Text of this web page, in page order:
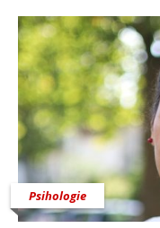
Psihologie